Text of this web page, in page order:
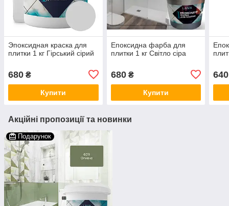
Эпоксидная краска для
плитки 1 кг Гірський сірий
680 ₴
Купити
Епоксидна фарба для
плитки 1 кг Світло сіра
680₴
Купити
640
Акційні пропозиції та новинки
Подарунок